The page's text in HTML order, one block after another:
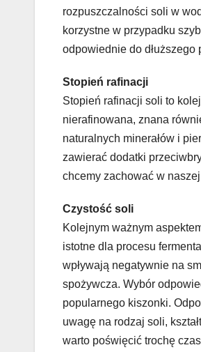
rozpuszczalności soli w
korzystne w przypadku
odpowiednie do dłuższego
Stopień rafinacji
Stopień rafinacji soli to
nierafinowana, znana
naturalnych minerałów i
zawierać dodatki
chcemy zachować w
Czystość soli
Kolejnym ważnym
istotne dla procesu
wpływają negatywnie na
spożywcza. Wybór
popularnego kiszonki.
uwagę na rodzaj soli,
warto poświęcić trochę